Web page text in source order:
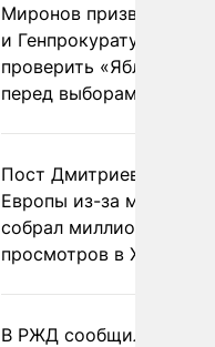
Миронов призвал
и Генпрокуратуру
проверить «Яблоко»
перед выборами
Пост Дмитриева о
Европы из-за
собрал миллион
просмотров в X
В РЖД сообщили о